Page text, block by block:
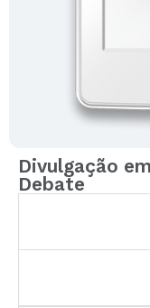
Divulgação
Debate